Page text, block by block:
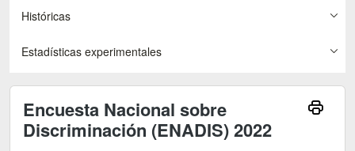
Históricas
Estadísticas experimentales
Encuesta Nacional sobre
Discriminación (ENADIS) 2022